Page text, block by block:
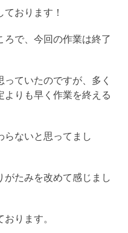
おります！
ろで、今回の作業は終了
ていたのですが、多く
りも早く作業を終える
らないと思ってまし
がたみを改めて感じまし
ります。